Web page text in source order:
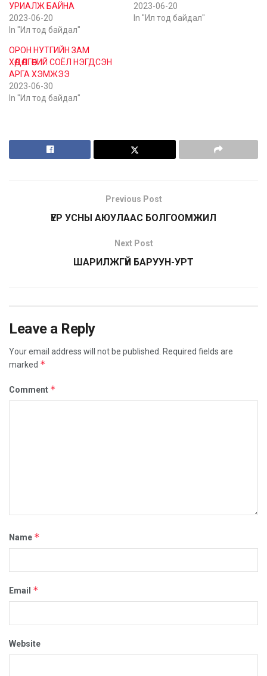
УРИАЛЖ БАЙНА
2023-06-20
In "Ил тод байдал"
2023-06-20
In "Ил тод байдал"
ОРОН НУТГИЙН ЗАМ
ХӨДӨЛГӨӨНИЙ СОЁЛ НЭГДСЭН
АРГА ХЭМЖЭЭ
2023-06-30
In "Ил тод байдал"
Previous Post
ҮЕР УСНЫ АЮУЛААС БОЛГООМЖИЛ
Next Post
ШАРИЛЖГҮЙ БАРУУН-УРТ
Leave a Reply
Your email address will not be published.
Required fields are
marked *
Comment *
Name *
Email *
Website